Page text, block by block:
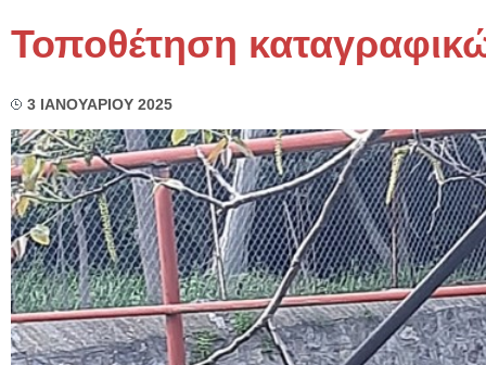
Τοποθέτηση
3 ΙΑΝΟΥΑΡΙΟΥ 2025